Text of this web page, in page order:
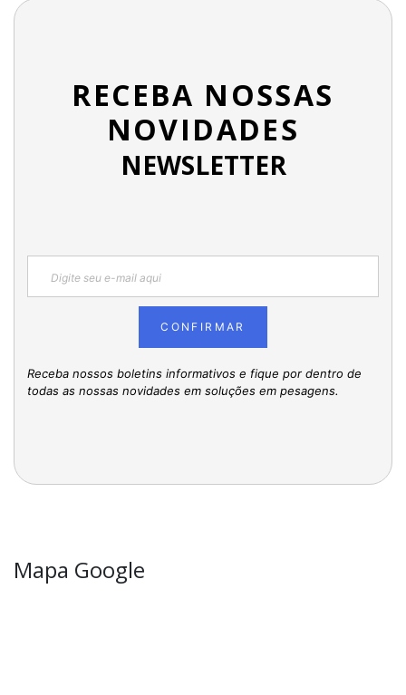
RECEBA NOSSAS
NOVIDADES
NEWSLETTER
CONFIRMAR
Receba nossos boletins informativos e fique por dentro de
todas as nossas novidades em soluções em pesagens.
Mapa Google